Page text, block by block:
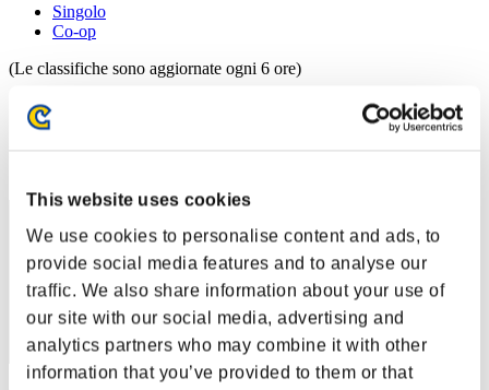
This website uses cookies
We use cookies to personalise content and ads, to
provide social media features and to analyse our
traffic. We also share information about your use of
our site with our social media, advertising and
analytics partners who may combine it with other
information that you’ve provided to them or that
Singolo
Co-op
(Le classifiche sono aggiornate ogni 6 ore)
Classifiche
Posizione